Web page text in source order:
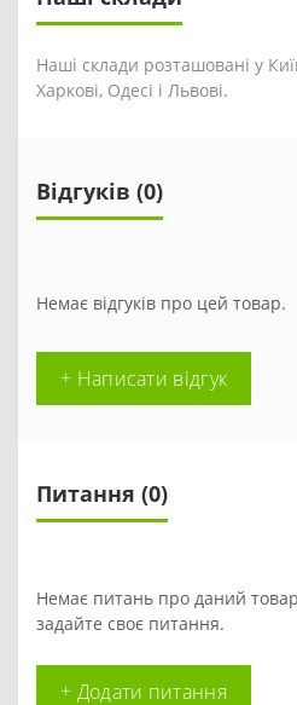
Наші склади розташовані у
Харкові, Одесі і Львові.
Відгуків (0)
Немає відгуків про цей товар.
+ Написати відгук
Питання (0)
Немає питань про даний
задайте своє питання.
+ Додати питання